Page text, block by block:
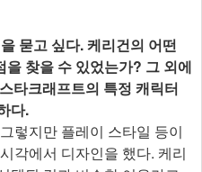
묻고 싶다. 케리건의 어떤
찾을 수 있었는가? 그 외에
타크래프트의 특정 캐릭터
다.
렇지만 플레이 스타일 등이
각에서 디자인을 했다. 케리